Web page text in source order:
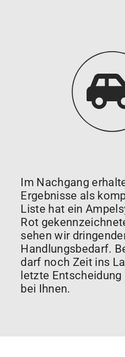
Im Nachgang
Ergebnisse als
Liste hat ein
Rot
sehen wir
Handlungsbedarf.
darf noch Zeit ins
letzte
bei Ihnen.